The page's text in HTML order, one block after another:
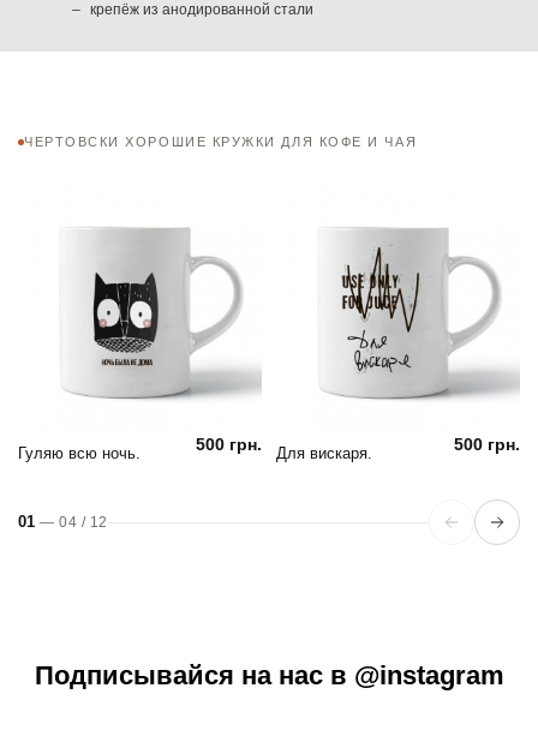
крепёж из анодированной стали
ЧЕРТОВСКИ ХОРОШИЕ КРУЖКИ ДЛЯ КОФЕ И ЧАЯ
Гуляю всю ночь. 500 грн. Для вискаря. 500 грн.
01 —04 / 12
Подписывайся на нас в @instagram